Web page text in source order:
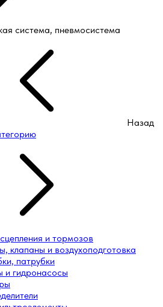
система, пневмосистема
Назад
и тормозов
клапаны и воздухоподготовка
патрубки
и гидронасосы